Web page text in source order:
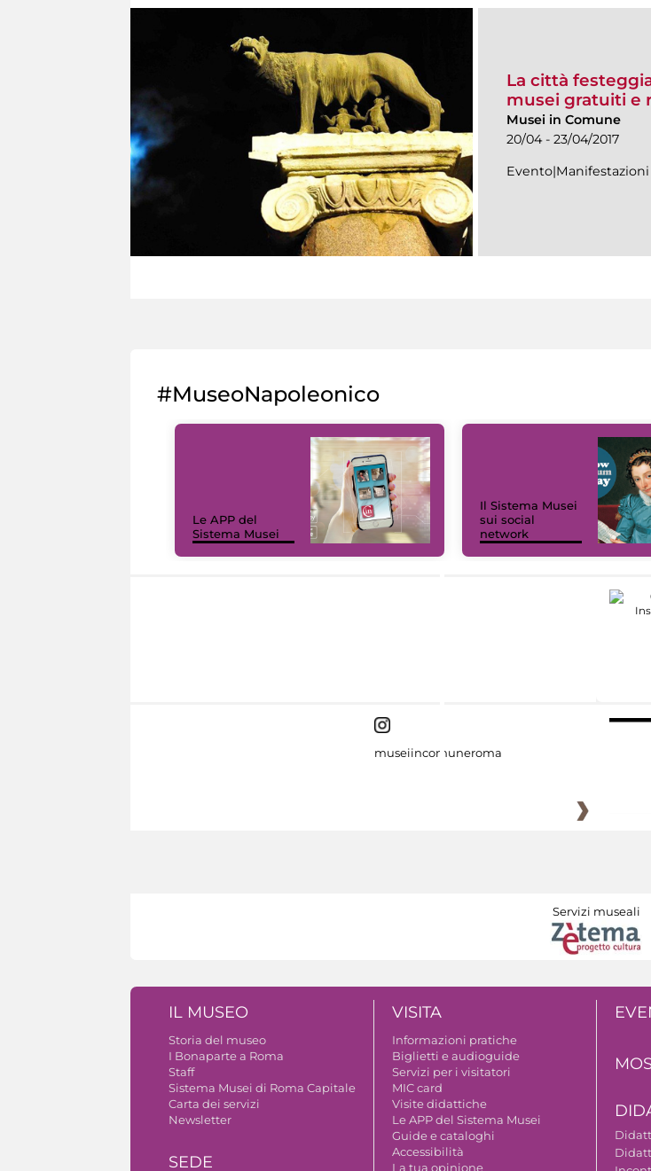
La città
musei gratuiti e
Musei in Comune
20/04 - 23/04/2017
Evento|Manifestazioni
#MuseoNapoleonico
Le APP del
Sistema Musei
Il Sistema Musei
sui social
network
museiincomuneroma
Servizi museali
IL MUSEO
Storia del museo
I Bonaparte a Roma
Staff
Sistema Musei di Roma Capitale
Carta dei servizi
Newsletter
SEDE
VISITA
Informazioni pratiche
Biglietti e audioguide
Servizi per i visitatori
MIC card
Visite didattiche
Le APP del Sistema Musei
Guide e cataloghi
Accessibilità
La tua opinione